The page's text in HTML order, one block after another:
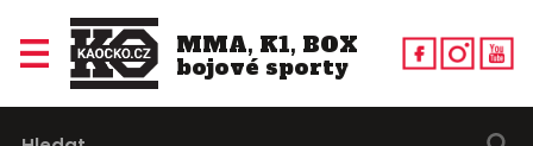
MMA, K1, BOX
bojové sporty